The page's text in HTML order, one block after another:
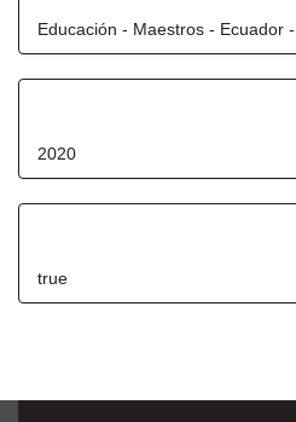
Educación - Maestros - Ecuador -
2020
true